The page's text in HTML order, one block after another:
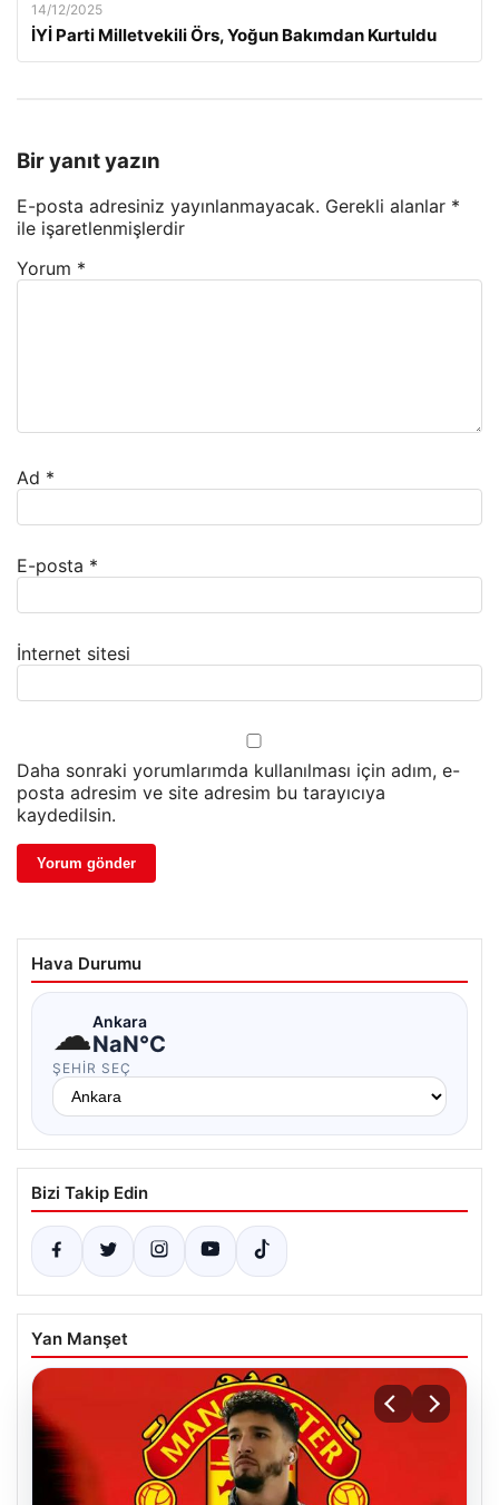
14/12/2025
İYİ Parti Milletvekili Örs, Yoğun Bakımdan Kurtuldu
Bir yanıt yazın
E-posta adresiniz yayınlanmayacak. Gerekli alanlar *
ile işaretlenmişlerdir
Yorum *
Ad *
E-posta *
İnternet sitesi
Daha sonraki yorumlarımda kullanılması için adım, e-
posta adresim ve site adresim bu tarayıcıya
kaydedilsin.
Hava Durumu
☁Ankara
NaN°C
ŞEHIR SEÇ
Bizi Takip Edin
Yan Manşet